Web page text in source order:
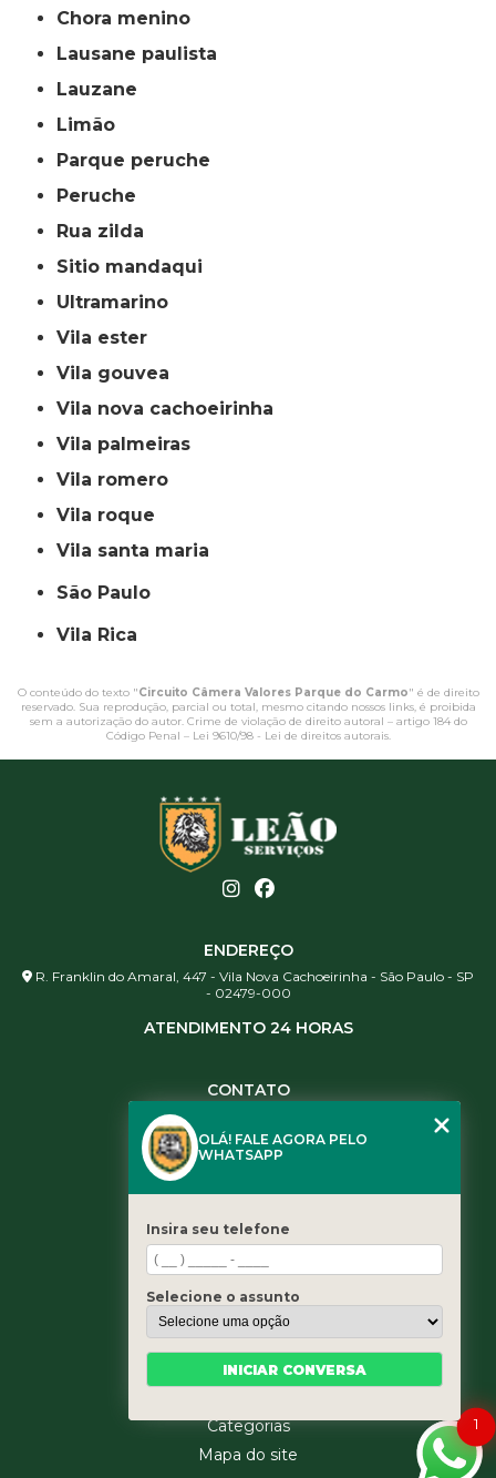
chora menino
lausane paulista
lauzane
limão
parque peruche
peruche
rua zilda
sitio mandaqui
ultramarino
vila ester
vila gouvea
vila nova cachoeirinha
vila palmeiras
vila romero
vila roque
vila santa maria
São Paulo
Vila Rica
O conteúdo do texto "Circuito Câmera Valores Parque do Carmo" é de direito
reservado. Sua reprodução, parcial ou total, mesmo citando nossos links, é proibida
sem a autorização do autor. Crime de violação de direito autoral – artigo 184 do
Código Penal – Lei 9610/98 - Lei de direitos autorais.
ENDEREÇO
R. Franklin do Amaral, 447 - Vila Nova Cachoeirinha - São Paulo - SP
- 02479-000
ATENDIMENTO 24 HORAS
CONTATO
(11) 3461-5871
contato@leaoservicos.com.br
Home
Quem somos
Serviços
Blog
Categorias
Mapa do site
1
OLÁ! FALE AGORA PELO
WHATSAPP
Insira seu telefone
Selecione o assunto
INICIAR CONVERSA